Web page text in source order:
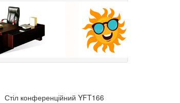
Стіл конференційний YFT166